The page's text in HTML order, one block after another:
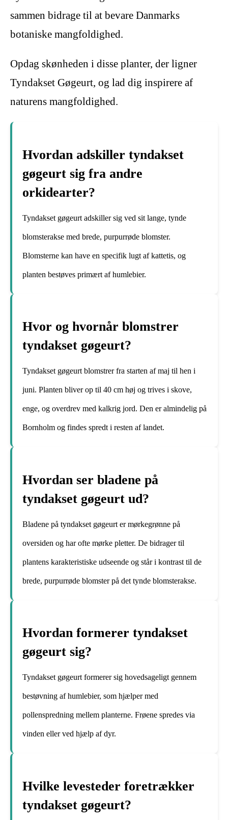
sammen bidrage til at bevare Danmarks
botaniske mangfoldighed.
Opdag skønheden i disse planter, der ligner
Tyndakset Gøgeurt, og lad dig inspirere af
naturens mangfoldighed.
Hvordan adskiller tyndakset
gøgeurt sig fra andre
orkidearter?
Tyndakset gøgeurt adskiller sig ved sit lange, tynde
blomsterakse med brede, purpurrøde blomster.
Blomsterne kan have en specifik lugt af kattetis, og
planten bestøves primært af humlebier.
Hvor og hvornår blomstrer
tyndakset gøgeurt?
Tyndakset gøgeurt blomstrer fra starten af maj til hen i
juni. Planten bliver op til 40 cm høj og trives i skove,
enge, og overdrev med kalkrig jord. Den er almindelig på
Bornholm og findes spredt i resten af landet.
Hvordan ser bladene på
tyndakset gøgeurt ud?
Bladene på tyndakset gøgeurt er mørkegrønne på
oversiden og har ofte mørke pletter. De bidrager til
plantens karakteristiske udseende og står i kontrast til de
brede, purpurrøde blomster på det tynde blomsterakse.
Hvordan formerer tyndakset
gøgeurt sig?
Tyndakset gøgeurt formerer sig hovedsageligt gennem
bestøvning af humlebier, som hjælper med
pollenspredning mellem planterne. Frøene spredes via
vinden eller ved hjælp af dyr.
Hvilke levesteder foretrækker
tyndakset gøgeurt?